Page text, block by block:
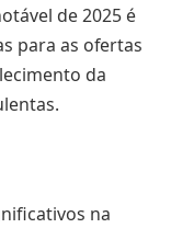
de 2025 é
para as ofertas
da
na